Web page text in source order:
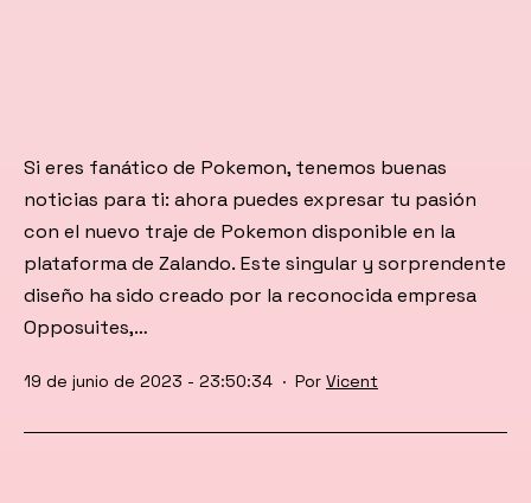
Si eres fanático de Pokemon, tenemos buenas
noticias para ti: ahora puedes expresar tu pasión
con el nuevo traje de Pokemon disponible en la
plataforma de Zalando. Este singular y sorprendente
diseño ha sido creado por la reconocida empresa
Opposuites,…
Publicada
19 de junio de 2023 - 23:50:34 Por Vicent